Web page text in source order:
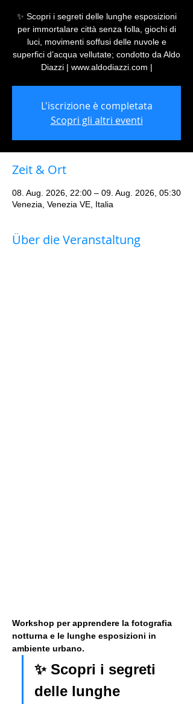
✨ Scopri i segreti delle lunghe esposizioni
per immortalare città senza folla, giochi di
luci, movimenti soffusi delle nuvole e
superfici d’acqua vellutate; condotto da Aldo
Diazzi | www.aldodiazzi.com |
L'iscrizione è completata
Scopri gli altri eventi
Zeit & Ort
08. Aug. 2026, 22:00 – 09. Aug. 2026, 05:30
Venezia, Venezia VE, Italia
Über die Veranstaltung
Workshop per apprendere la fotografia
notturna e le lunghe esposizioni in
ambiente urbano.
✨ Scopri i segreti
delle lunghe